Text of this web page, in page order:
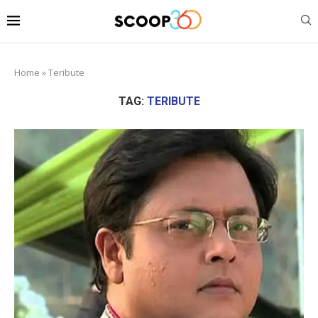
Home »Teribute
TAG: TERIBUTE